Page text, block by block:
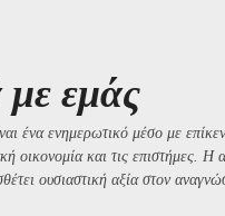
με εμάς
ένα ενημερωτικό μέσο με
οικονομία και τις επιστήμες. Η
ουσιαστική αξία στον